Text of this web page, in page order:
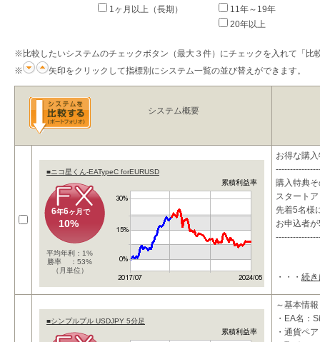
1ヶ月以上（長期）
11年～19年
20年以上
※比較したいシステムのチェックボタン（最大３件）にチェックを入れて「比
※
矢印をクリックして指標別にシステム一覧の並び替えができます。
システム概要
■ニコ星くん-EATypeC forEURUSD
累積利益率
6年6ヶ月で
10%
平均年利：1%
勝率 ：53%
（月単位）
お得な購
購入特典
スタート
先着5名様
お申込者
・・・ 続
■シンプルプル USDJPY 5分足
累積利益率
～基本情
・EA名：
・通貨ペ